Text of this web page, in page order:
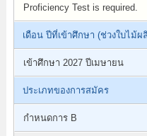
Proficiency Test is required.
เดือน ปีที่เข้าศึกษา (ช่วงใบไม้ผ
เข้าศึกษา 2027 ปีเมษายน
ประเภทของการสมัคร
กำหนดการ B